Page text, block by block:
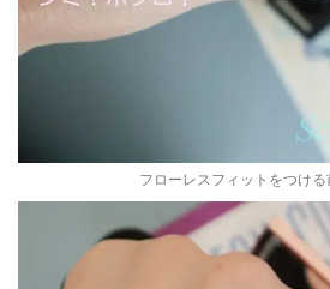
フローレスフィットをつける